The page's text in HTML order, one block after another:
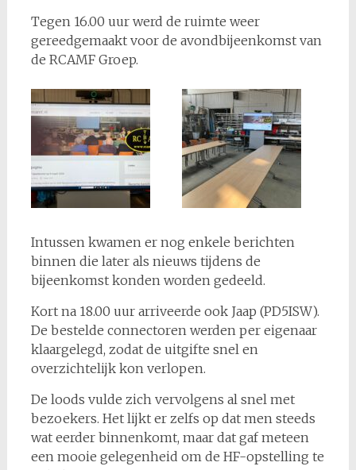
Tegen 16.00 uur werd de ruimte weer
gereedgemaakt voor de avondbijeenkomst van
de RCAMF Groep.
Intussen kwamen er nog enkele berichten
binnen die later als nieuws tijdens de
bijeenkomst konden worden gedeeld.
Kort na 18.00 uur arriveerde ook Jaap (PD5ISW).
De bestelde connectoren werden per eigenaar
klaargelegd, zodat de uitgifte snel en
overzichtelijk kon verlopen.
De loods vulde zich vervolgens al snel met
bezoekers. Het lijkt er zelfs op dat men steeds
wat eerder binnenkomt, maar dat gaf meteen
een mooie gelegenheid om de HF-opstelling te